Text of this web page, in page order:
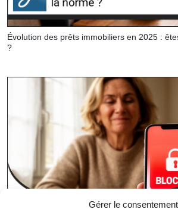
Gérer le consentement
Évolution des prêts immobiliers en 2025 :
?